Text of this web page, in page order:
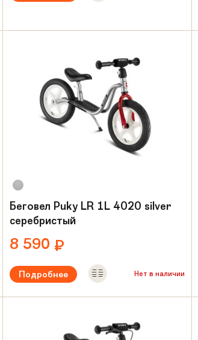
Вес:3.3 кг
Беговел Puky LR 1L 4020 silver
серебристый
8 590 ₽
Подробнее Нет в наличии
Рекомендуемый возраст:от 2 лет